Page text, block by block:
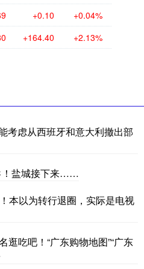
+0.10 +0.04%
+164.40 +2.13%
考虑从西班牙和意大利撤出部
！盐城接下来……
本以为转行退圈，实际是电视
吃吧！“广东购物地图”“广东